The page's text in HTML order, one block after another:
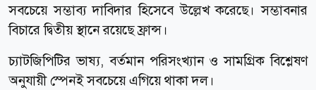
সবচেয়ে সম্ভাব্য দাবিদার হিসেবে উল্লেখ করেছে। সম্ভাবনার
বিচারে দ্বিতীয় স্থানে রয়েছে ফ্রান্স।
চ্যাটজিপিটির ভাষ্য, বর্তমান পরিসংখ্যান ও সামগ্রিক বিশ্লেষণ
অনুযায়ী স্পেনই সবচেয়ে এগিয়ে থাকা দল।